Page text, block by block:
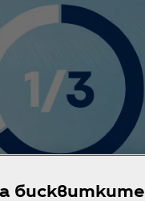
бисквитките